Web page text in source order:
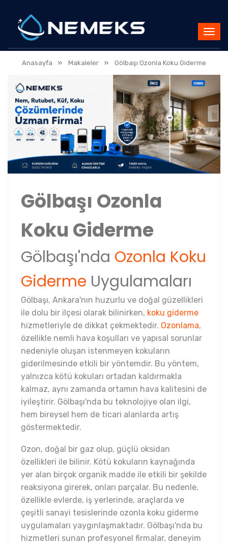
Anasayfa » Makaleler » Gölbaşı Ozonla Koku Giderme
Gölbaşı Ozonla
Koku Giderme
Gölbaşı'nda Ozonla Koku
Giderme Uygulamaları
Gölbaşı, Ankara'nın huzurlu ve doğal güzellikleri
ile dolu bir ilçesi olarak bilinirken, koku giderme
hizmetleriyle de dikkat çekmektedir. Ozonlama,
özellikle nemli hava koşulları ve yapısal sorunlar
nedeniyle oluşan istenmeyen kokuların
giderilmesinde etkili bir yöntemdir. Bu yöntem,
yalnızca kötü kokuları ortadan kaldırmakla
kalmaz, aynı zamanda ortamın hava kalitesini de
iyileştirir. Gölbaşı'nda bu teknolojiye olan ilgi,
hem bireysel hem de ticari alanlarda artış
göstermektedir.
Ozon, doğal bir gaz olup, güçlü oksidan
özellikleri ile bilinir. Kötü kokuların kaynağında
yer alan birçok organik madde ile etkili bir şekilde
reaksiyona girerek, onları parçalar. Bu nedenle,
özellikle evlerde, iş yerlerinde, araçlarda ve
çeşitli sanayi tesislerinde ozonla koku giderme
uygulamaları yaygınlaşmaktadır. Gölbaşı'nda bu
hizmetleri sunan profesyonel firmalar, deneyim